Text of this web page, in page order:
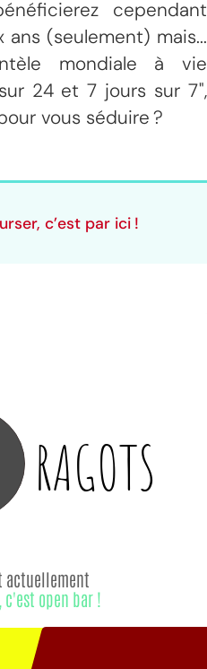
cependant
ans (seulement) mais...
mondiale à vie
24 et 7 jours sur 7",
vous séduire ?
c’est par ici !
RAGOTS
actuellement
c'est open bar !